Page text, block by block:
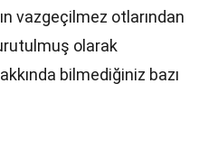
vazgeçilmez otlarından
olarak
bilmediğiniz bazı